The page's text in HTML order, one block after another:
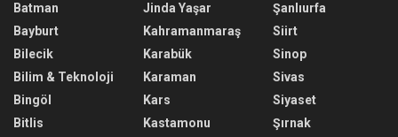
Batman
Bayburt
Bilecik
Bilim & Teknoloji
Bingöl
Bitlis
Jinda Yaşar
Kahramanmaraş
Karabük
Karaman
Kars
Kastamonu
Şanlıurfa
Siirt
Sinop
Sivas
Siyaset
Şırnak